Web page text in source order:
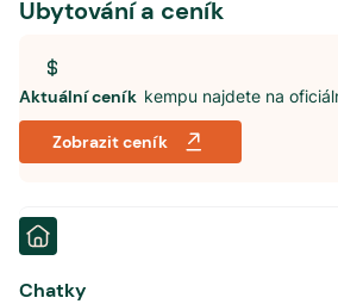
Ubytování a ceník
Aktuální ceník kempu najdete na
Zobrazit ceník
Chatky